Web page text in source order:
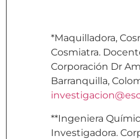
*Maquilladora,
Cosmiatra.
Corporación Dr
Barranquilla,
**Ingeniera
Investigadora.